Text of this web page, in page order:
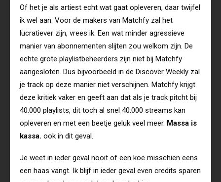
Of het je als artiest echt wat gaat opleveren, daar twijfel
ik wel aan. Voor de makers van Matchfy zal het
lucratiever zijn, vrees ik. Een wat minder agressieve
manier van abonnementen slijten zou welkom zijn. De
echte grote playlistbeheerders zijn niet bij Matchfy
aangesloten. Dus bijvoorbeeld in de Discover Weekly zal
je track op deze manier niet verschijnen. Matchfy krijgt
deze kritiek vaker en geeft aan dat als je track pitcht bij
40.000 playlists, dit toch al snel 40.000 streams kan
opleveren en met een beetje geluk veel meer. Massa is
kassa. ook in dit geval.
Je weet in ieder geval nooit of een koe misschien eens
een haas vangt. Ik blijf in ieder geval even credits sparen